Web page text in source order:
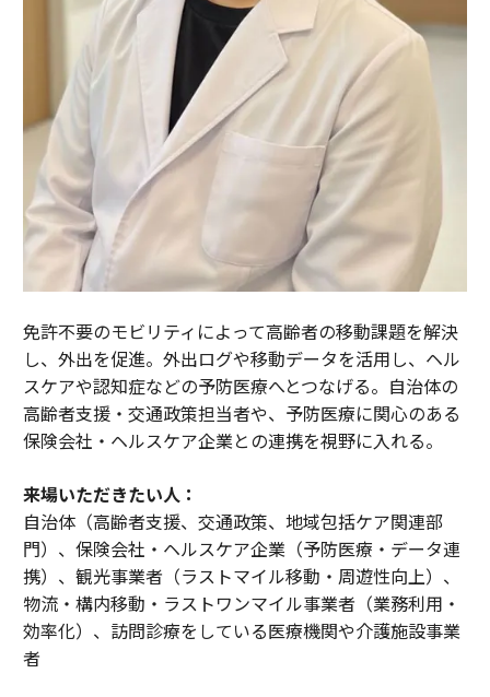
免許不要のモビリティによって高齢者の移動課題を解決
し、外出を促進。外出ログや移動データを活用し、ヘル
スケアや認知症などの予防医療へとつなげる。自治体の
高齢者支援・交通政策担当者や、予防医療に関心のある
保険会社・ヘルスケア企業との連携を視野に入れる。
来場いただきたい人：
自治体（高齢者支援、交通政策、地域包括ケア関連部
門）、保険会社・ヘルスケア企業（予防医療・データ連
携）、観光事業者（ラストマイル移動・周遊性向上）、
物流・構内移動・ラストワンマイル事業者（業務利用・
効率化）、訪問診療をしている医療機関や介護施設事業
者